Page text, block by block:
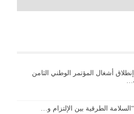
أشغال المؤتمر الوطني الثامن
الطرقية بين الإلتزام و…